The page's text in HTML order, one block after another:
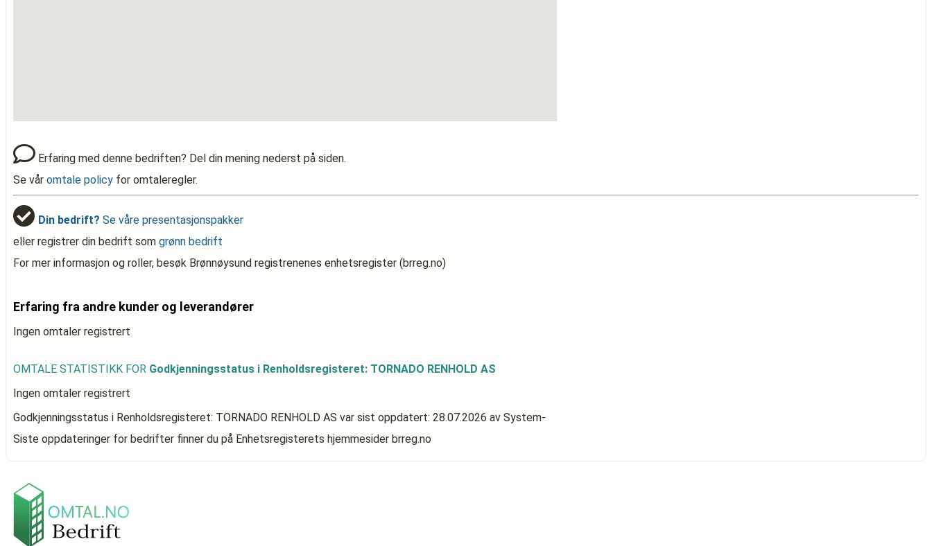
Erfaring med denne bedriften? Del din mening nederst på siden.
Se vår omtale policy for omtaleregler.
Din bedrift? Se våre presentasjonspakker
eller registrer din bedrift som grønn bedrift
For mer informasjon og roller, besøk Brønnøysund registrenenes enhetsregister (brreg.no)
Erfaring fra andre kunder og leverandører
Ingen omtaler registrert
OMTALE STATISTIKK FOR Godkjenningsstatus i Renholdsregisteret: TORNADO RENHOLD AS
Ingen omtaler registrert
Godkjenningsstatus i Renholdsregisteret: TORNADO RENHOLD AS var sist oppdatert: 28.07.2026 av System-
Siste oppdateringer for bedrifter finner du på Enhetsregisterets hjemmesider brreg.no